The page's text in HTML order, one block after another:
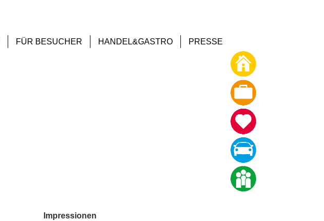
FÜR BESUCHER HANDEL&GASTRO PRESSE
Impressionen